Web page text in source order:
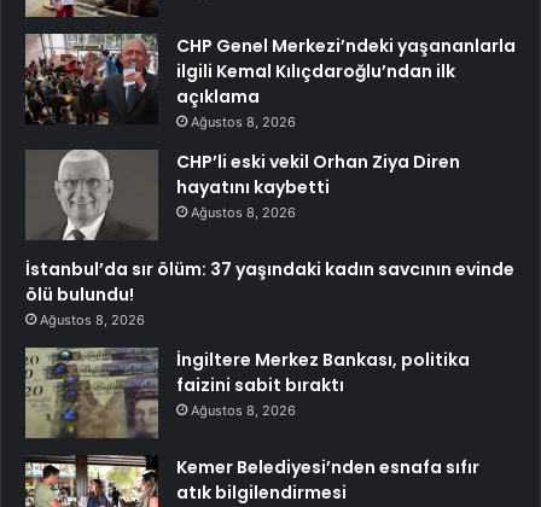
CHP Genel Merkezi’ndeki yaşananlarla
ilgili Kemal Kılıçdaroğlu’ndan ilk
açıklama
Ağustos 8, 2026
CHP’li eski vekil Orhan Ziya Diren
hayatını kaybetti
Ağustos 8, 2026
İstanbul’da sır ölüm: 37 yaşındaki kadın savcının evinde
ölü bulundu!
Ağustos 8, 2026
İngiltere Merkez Bankası, politika
faizini sabit bıraktı
Ağustos 8, 2026
Kemer Belediyesi’nden esnafa sıfır
atık bilgilendirmesi